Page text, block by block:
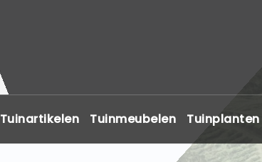
Tuinartikelen Tuinmeubelen Tuinplanten